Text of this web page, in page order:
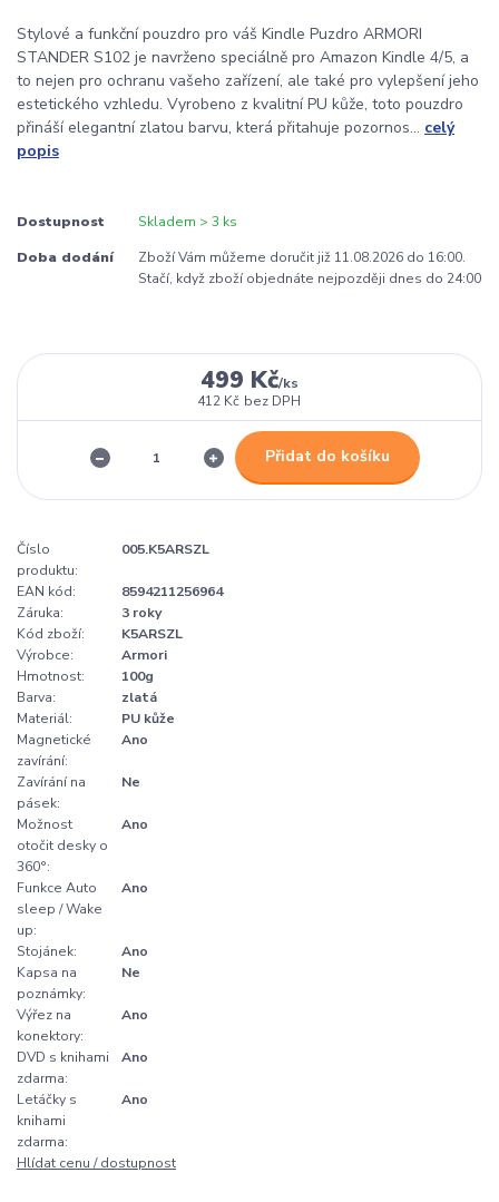
Stylové a funkční pouzdro pro váš Kindle Puzdro ARMORI
STANDER S102 je navrženo speciálně pro Amazon Kindle 4/5, a
to nejen pro ochranu vašeho zařízení, ale také pro vylepšení jeho
estetického vzhledu. Vyrobeno z kvalitní PU kůže, toto pouzdro
přináší elegantní zlatou barvu, která přitahuje pozornos... celý
popis
Dostupnost Skladem > 3 ks
Doba dodání
Zboží Vám můžeme doručit již 11.08.2026 do 16:00.
Stačí, když zboží objednáte nejpozději dnes do 24:00
499 Kč/ks
412 Kč bez DPH
Přidat do košíku
Číslo
produktu:
005.K5ARSZL
EAN kód:
8594211256964
Záruka:
3 roky
Kód zboží:
K5ARSZL
Výrobce:
Armori
Hmotnost:
100g
Barva:
zlatá
Materiál:
PU kůže
Magnetické
zavírání:
Ano
Zavírání na
pásek:
Ne
Možnost
otočit desky o
360°:
Ano
Funkce Auto
sleep / Wake
up:
Ano
Stojánek:
Ano
Kapsa na
poznámky:
Ne
Výřez na
konektory:
Ano
DVD s knihami
zdarma:
Ano
Letáčky s
knihami
zdarma:
Ano
Hlídat cenu / dostupnost